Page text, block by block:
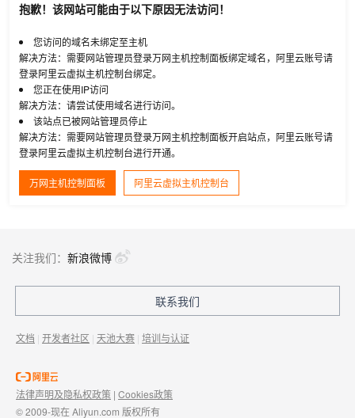
抱歉！该网站可能由于以下原因无法访问！
您访问的域名未绑定至主机
解决方法：需要网站管理员登录万网主机控制面板绑定域名，阿里云账号请
登录阿里云虚拟主机控制台绑定。
您正在使用IP访问
解决方法：请尝试使用域名进行访问。
该站点已被网站管理员停止
解决方法：需要网站管理员登录万网主机控制面板开启站点，阿里云账号请
登录阿里云虚拟主机控制台进行开通。
万网主机控制面板 阿里云虚拟主机控制台